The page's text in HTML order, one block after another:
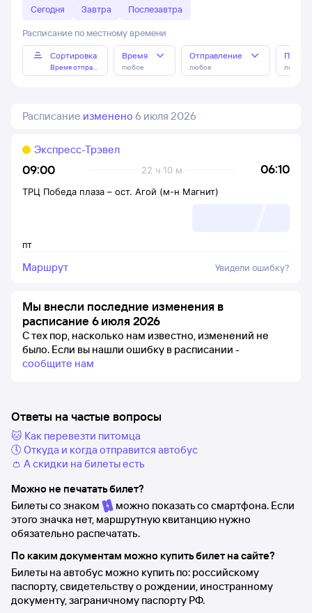
Сегодня Завтра Послезавтра
Расписание по местному времени
Сортировка
Время отправления
Время
любое
Отправление
любое любое
Расписание изменено 6 июля 2026
09:00 06:10
22 ч 10 м
Экспресс-Трэвел
пт
ТРЦ Победа плаза – ост. Агой (м-н Магнит)
Маршрут Увидели ошибку?
Мы внесли последние изменения в
расписание 6 июля 2026
С тех пор, насколько нам известно, изменений не
было. Если вы нашли ошибку в расписании -
сообщите нам
Ответы на частые вопросы
🐱 Как перевезти питомца
🕔 Откуда и когда отправится автобус
👛 А скидки на билеты есть
Можно не печатать билет?
Билеты со знаком
можно показать со смартфона. Если
этого значка нет, маршрутную квитанцию нужно
обязательно распечатать.
По каким документам можно купить билет на сайте?
Билеты на автобус можно купить по: российскому
паспорту, свидетельству о рождении, иностранному
документу, заграничному паспорту РФ.